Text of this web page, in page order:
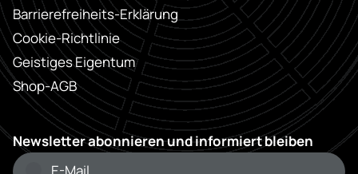
Barrierefreiheits-Erklärung
Cookie-Richtlinie
Geistiges Eigentum
Shop-AGB
Newsletter abonnieren und informiert bleiben